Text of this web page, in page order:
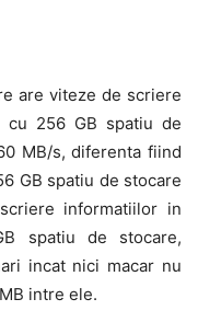
are viteze de scriere
256 GB spatiu de
MB/s, diferenta fiind
GB spatiu de stocare
informatiilor in
spatiu de stocare,
incat nici macar nu
intre ele.